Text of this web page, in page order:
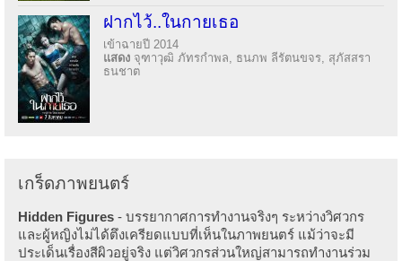
ฝากไว้..ในกายเธอ
เข้าฉายปี 2014
แสดง จุฑาวุฒิ ภัทรกำพล, ธนภพ ลีรัตนขจร, สุภัสสรา
ธนชาต
เกร็ดภาพยนตร์
Hidden Figures - บรรยากาศการทำงานจริงๆ ระหว่างวิศวกร
และผู้หญิงไม่ได้ตึงเครียดแบบที่เห็นในภาพยนตร์ แม้ว่าจะมี
ประเด็นเรื่องสีผิวอยู่จริง แต่วิศวกรส่วนใหญ่สามารถทำงานร่วม